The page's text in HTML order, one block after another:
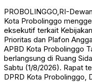
PROBOLINGGO,RI-
Kota Probolinggo
eksekutif terkait
Prioritas dan Plafon
APBD Kota Probolinggo
berlangsung di Ruang
Sabtu (1/8/2026). Rapat
DPRD Kota Probolinggo,